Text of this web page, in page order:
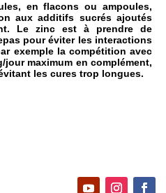
en flacons ou ampoules,
aux additifs sucrés ajoutés
Le zinc est à prendre de
pour éviter les interactions
exemple la compétition avec
jour maximum en complément,
les cures trop longues.